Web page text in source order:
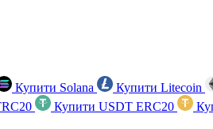
Купити Solana Купити Litecoin
Купити USDT ERC20